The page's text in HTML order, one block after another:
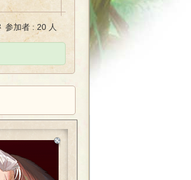
参加者 : 20 人